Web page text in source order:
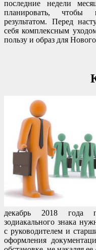
последние недели
планировать, чтобы
результатом. Перед
себя комплексным
пользу и образ для
декабрь 2018 года
зодиакального знака
с руководителем и
оформления